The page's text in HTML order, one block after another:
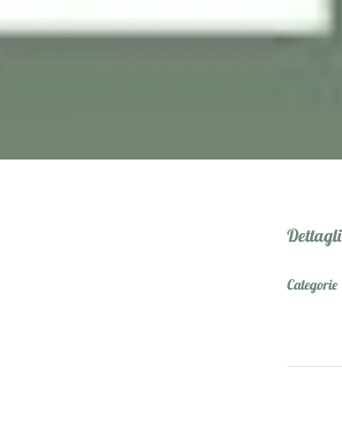
Dettagli
Categorie